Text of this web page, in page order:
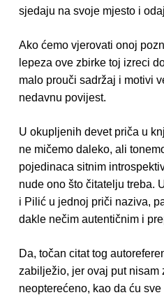
sjedaju na svoje mjesto i
Ako ćemo vjerovati onoj
lepeza ove zbirke toj izreci
malo prouči sadržaj i motivi
nedavnu povijest.
U okupljenih devet priča u
ne mičemo daleko, ali
pojedinaca sitnim
nude ono što čitatelju treba.
i Pilić u jednoj priči naziva,
dakle nečim autentičnim i
Da, točan citat tog
zabilježio, jer ovaj put nisam
neopterećeno, kao da ću